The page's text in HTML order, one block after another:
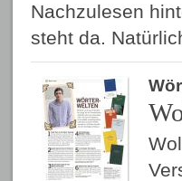
Nachzulesen
steht da.